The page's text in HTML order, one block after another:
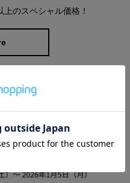
使用しているので、見た目よ
ただけます。
と感◎
のスペシャル価格！
ログ